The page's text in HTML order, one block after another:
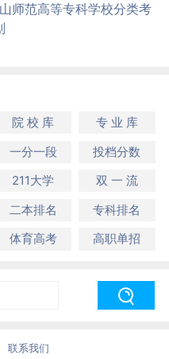
师范高等专科学校分类考
院 校 库
专 业 库
一分一段
投档分数
211大学
双 一 流
二本排名
专科排名
体育高考 高职单招
联系我们